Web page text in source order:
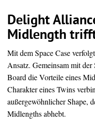
Delight
Midlength
Mit dem Space Case
Ansatz. Gemeinsam mit
Board die Vorteile eines
Charakter eines Twins
außergewöhnlicher Shape,
Midlengths abhebt.